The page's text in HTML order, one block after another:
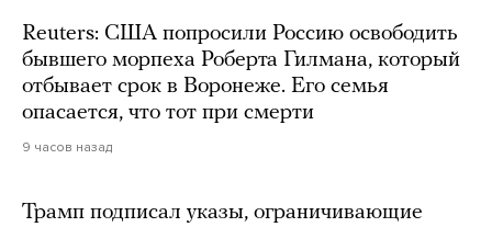
Reuters: США попросили Россию освободить
бывшего морпеха Роберта Гилмана, который
отбывает срок в Воронеже. Его семья
опасается, что тот при смерти
9 часов назад
Трамп подписал указы, ограничивающие